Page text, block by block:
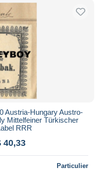
Austria-Hungary Austro-
Mittelfeiner Türkischer
RRR
40,33
Particulier